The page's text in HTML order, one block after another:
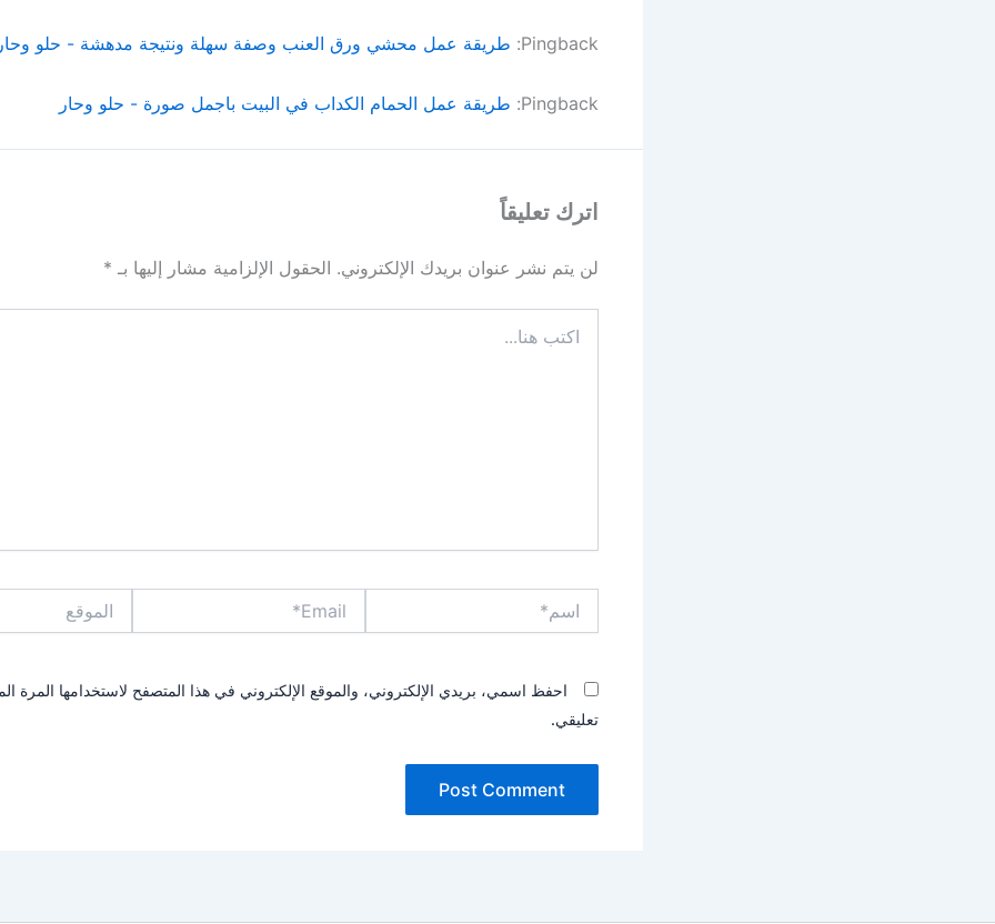
Pingback: طريقة عمل محشي ورق العنب وصفة سهلة ونتيجة مدهشة - حلو وحار
Pingback: طريقة عمل الحمام الكداب في البيت باجمل صورة - حلو وحار
اترك تعليقاً
لن يتم نشر عنوان بريدك الإلكتروني. الحقول الإلزامية مشار إليها بـ *
هنا...
احفظ اسمي، بريدي الإلكتروني، والموقع الإلكتروني في هذا المتصفح لاستخدامها المرة
تعليقي.